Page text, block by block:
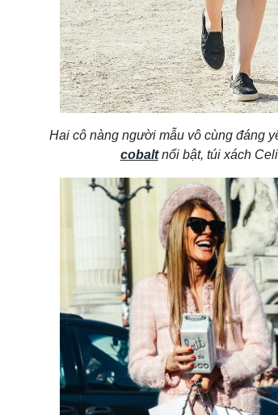
Hai cô nàng người mẫu vô cùng đáng
cobaltnổi bật, túi xách